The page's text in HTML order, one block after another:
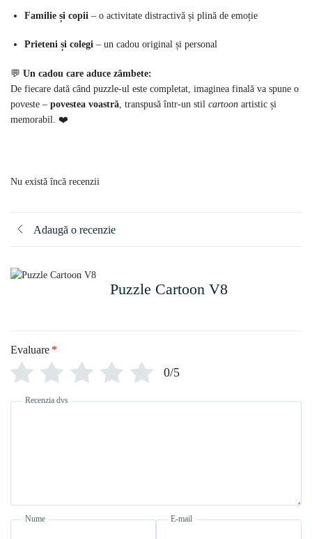
Familie și copii – o activitate distractivă și plină de emoție
Prieteni și colegi – un cadou original și personal
💬 Un cadou care aduce zâmbete:
De fiecare dată când puzzle-ul este completat, imaginea finală va spune o
poveste – povestea voastră , transpusă într-un stil cartoon artistic și
memorabil. ❤️
Nu există încă recenzii
Adaugă o recenzie
Puzzle Cartoon V8
Evaluare *
0/5
Recenzia dvs
Nume E-mail